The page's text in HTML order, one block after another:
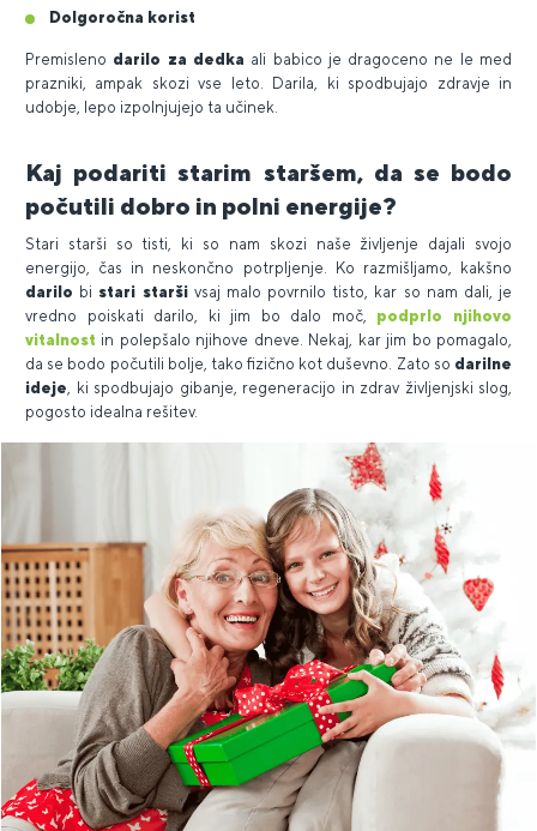
Dolgoročna korist
Premisleno darilo za dedka ali babico je dragoceno ne le med
prazniki, ampak skozi vse leto. Darila, ki spodbujajo zdravje in
udobje, lepo izpolnjujejo ta učinek.
Kaj podariti starim staršem, da se bodo
počutili dobro in polni energije?
Stari starši so tisti, ki so nam skozi naše življenje dajali svojo
energijo, čas in neskončno potrpljenje. Ko razmišljamo, kakšno
darilo bi stari starši vsaj malo povrnilo tisto, kar so nam dali, je
vredno poiskati darilo, ki jim bo dalo moč, podprlo njihovo
vitalnost in polepšalo njihove dneve. Nekaj, kar jim bo pomagalo,
da se bodo počutili bolje, tako fizično kot duševno. Zato so darilne
ideje , ki spodbujajo gibanje, regeneracijo in zdrav življenjski slog,
pogosto idealna rešitev.